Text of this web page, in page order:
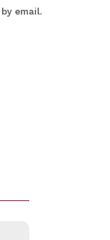
email.